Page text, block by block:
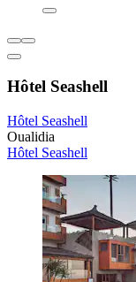
Hôtel Seashell
Hôtel Seashell
Oualidia
Hôtel Seashell